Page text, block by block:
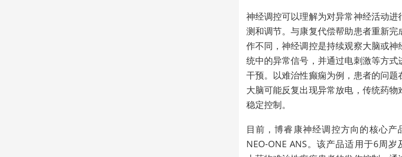
神经调控可以理解为对异常神经活动进
测和调节。与康复代偿帮助患者重新完
作不同，神经调控是持续观察大脑或神
统中的异常信号，并通过电刺激等方式
干预。以难治性癫痫为例，患者的问题
大脑可能反复出现异常放电，传统药物
稳定控制。
目前，博睿康神经调控方向的核心产
NEO-ONE ANS。该产品适用于6周岁